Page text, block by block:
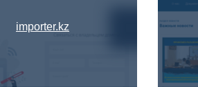
importer.kz